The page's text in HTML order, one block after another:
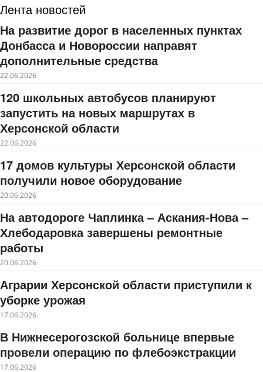
Лента новостей
На развитие дорог в населенных пунктах
Донбасса и Новороссии направят
дополнительные средства
22.06.2026
120 школьных автобусов планируют
запустить на новых маршрутах в
Херсонской области
22.06.2026
17 домов культуры Херсонской области
получили новое оборудование
20.06.2026
На автодороге Чаплинка – Аскания-Нова –
Хлебодаровка завершены ремонтные
работы
20.06.2026
Аграрии Херсонской области приступили к
уборке урожая
17.06.2026
В Нижнесерогозской больнице впервые
провели операцию по флебоэкстракции
17.06.2026